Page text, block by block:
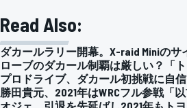
Read Also:
ダカールラリー開幕。X-raid Miniの
ローブのダカール制覇は厳しい？「
プロドライブ、ダカール初挑戦に自
勝田貴元、2021年はWRCフル参戦「